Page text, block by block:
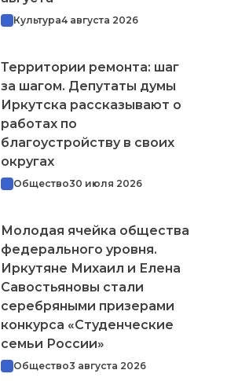
Культура4 августа 2026
Территории ремонта: шаг
за шагом. Депутаты думы
Иркутска рассказывают о
работах по
благоустройству в своих
округах
Общество30 июля 2026
Молодая ячейка общества
федерального уровня.
Иркутяне Михаил и Елена
Савостьяновы стали
серебряными призерами
конкурса «Студенческие
семьи России»
Общество3 августа 2026